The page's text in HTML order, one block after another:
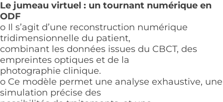
Le jumeau virtuel : un tournant numérique en
ODF
o Il s’agit d’une reconstruction numérique
tridimensionnelle du patient,
combinant les données issues du CBCT, des
empreintes optiques et de la
photographie clinique.
o Ce modèle permet une analyse exhaustive, une
simulation précise des